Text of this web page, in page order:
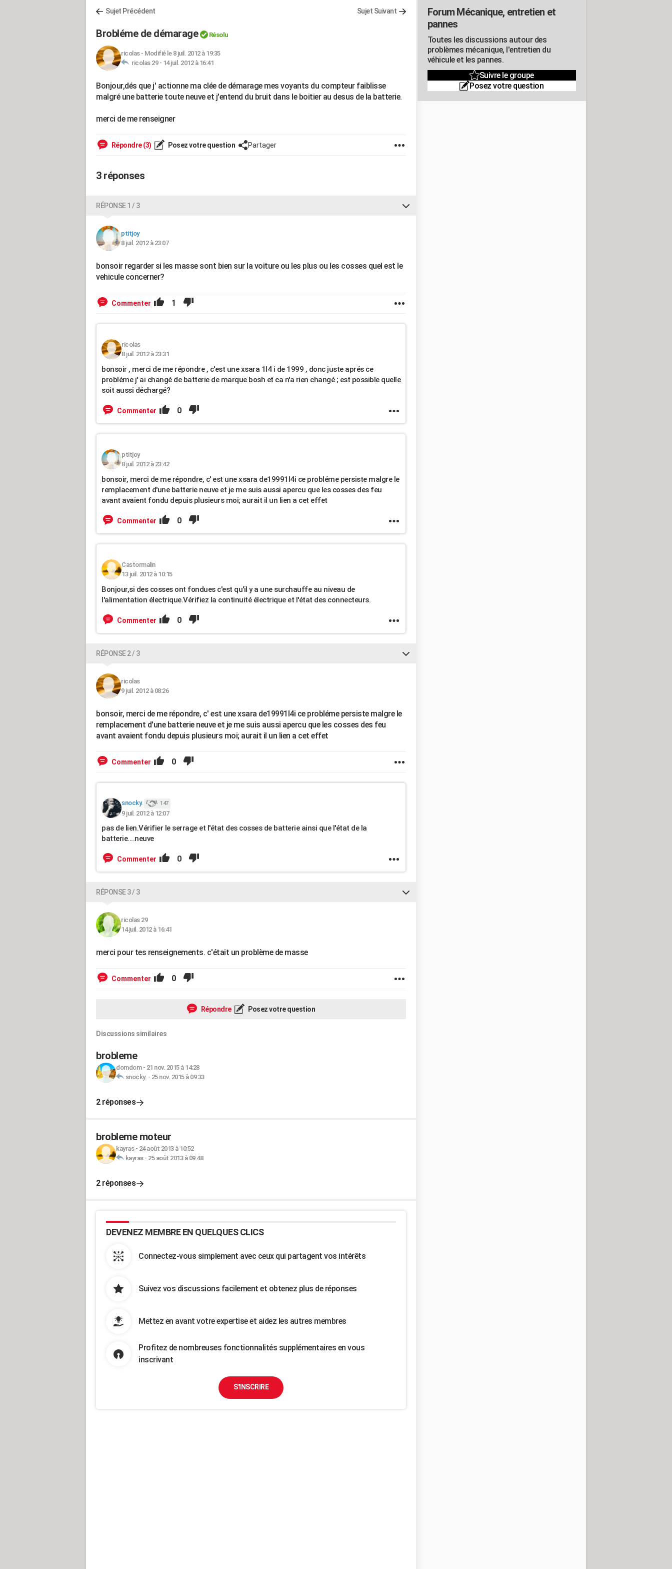
Sujet Précédent Sujet Suivant
Brobléme de démarage Résolu
ricolas- Modifié le 8 juil. 2012 à 19:35
ricolas 29 - 14 juil. 2012 à 16:41
Bonjour,dés que j' actionne ma clée de démarage mes voyants du compteur faiblisse
malgré une batterie toute neuve et j'entend du bruit dans le boitier au desus de la batterie.
merci de me renseigner
Répondre (3) Posez votre question Partager
3 réponses
RÉPONSE 1 / 3
ptitjoy
8 juil. 2012 à 23:07
bonsoir regarder si les masse sont bien sur la voiture ou les plus ou les cosses quel est le
vehicule concerner?
Commenter 1
ricolas
8 juil. 2012 à 23:31
bonsoir , merci de me répondre , c'est une xsara 1l4 i de 1999 , donc juste aprés ce
probléme j' ai changé de batterie de marque bosh et ca n'a rien changé ; est possible quelle
soit aussi déchargé?
Commenter 0
ptitjoy
8 juil. 2012 à 23:42
bonsoir, merci de me répondre, c' est une xsara de19991l4i ce probléme persiste malgre le
remplacement d'une batterie neuve et je me suis aussi apercu que les cosses des feu
avant avaient fondu depuis plusieurs moi; aurait il un lien a cet effet
Commenter 0
Castormalin
13 juil. 2012 à 10:15
Bonjour,si des cosses ont fondues c'est qu'il y a une surchauffe au niveau de
l'alimentation électrique.Vérifiez la continuité électrique et l'état des connecteurs.
Commenter 0
RÉPONSE 2 / 3
ricolas
9 juil. 2012 à 08:26
bonsoir, merci de me répondre, c' est une xsara de19991l4i ce probléme persiste malgre le
remplacement d'une batterie neuve et je me suis aussi apercu que les cosses des feu
avant avaient fondu depuis plusieurs moi; aurait il un lien a cet effet
Commenter 0
snocky. 147
9 juil. 2012 à 12:07
pas de lien.Vérifier le serrage et l'état des cosses de batterie ainsi que l'état de la
batterie....neuve
Commenter 0
RÉPONSE 3 / 3
ricolas 29
14 juil. 2012 à 16:41
merci pour tes renseignements. c'était un problème de masse
Commenter 0
Répondre Posez votre question
Discussions similaires
brobleme
domdom- 21 nov. 2015 à 14:28
snocky. - 25 nov. 2015 à 09:33
2 réponses
brobleme moteur
kayras- 24 août 2013 à 10:52
kayras- 25 août 2013 à 09:48
2 réponses
DEVENEZ MEMBRE EN QUELQUES CLICS
Connectez-vous simplement avec ceux qui partagent vos intérêts
Suivez vos discussions facilement et obtenez plus de réponses
Mettez en avant votre expertise et aidez les autres membres
Profitez de nombreuses fonctionnalités supplémentaires en vous
inscrivant
S'INSCRIRE
Forum Mécanique, entretien et
pannes
Toutes les discussions autour des
problèmes mécanique, l'entretien du
véhicule et les pannes.
Suivre le groupe
Posez votre question